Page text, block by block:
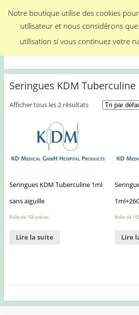
Menu
Medical Promotion
Seringues KDM Tuberculine
Afficher tous les 2 résultats
Seringues KDM Tuberculine 1ml
sans aiguille
Boîte de 100 pièces.
Lire la suite
Boîte de
Lire
Notre boutique utilise des cookies
utilisateur et nous considérons
utilisation si vous continuez votre